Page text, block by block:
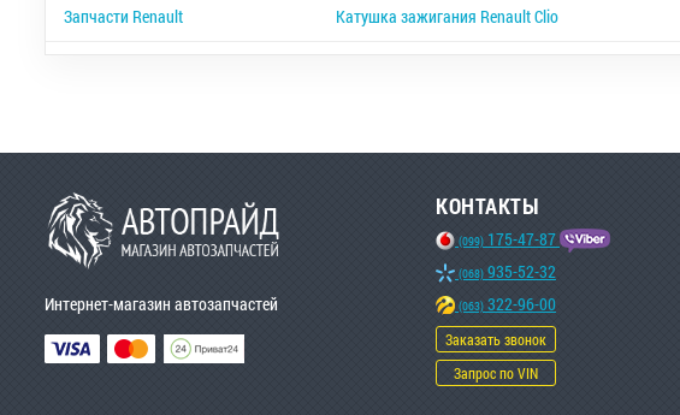
Запчасти Renault Катушка зажигания Renault Clio
Интернет-магазин автозапчастей
КОНТАКТЫ
(099) 175-47-87
(068) 935-52-32
(063) 322-96-00
Заказать звонок
Запрос по VIN